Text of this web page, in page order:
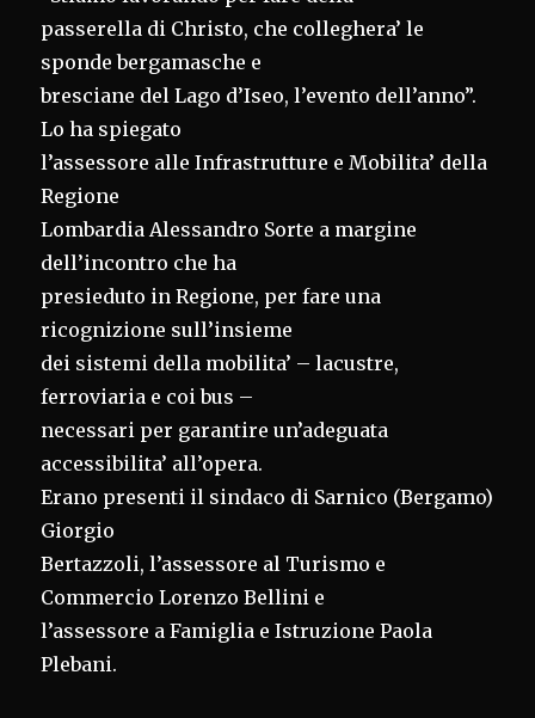
passerella di Christo, che colleghera’ le
sponde bergamasche e
bresciane del Lago d’Iseo, l’evento dell’anno”.
Lo ha spiegato
l’assessore alle Infrastrutture e Mobilita’ della
Regione
Lombardia Alessandro Sorte a margine
dell’incontro che ha
presieduto in Regione, per fare una
ricognizione sull’insieme
dei sistemi della mobilita’ – lacustre,
ferroviaria e coi bus –
necessari per garantire un’adeguata
accessibilita’ all’opera.
Erano presenti il sindaco di Sarnico (Bergamo)
Giorgio
Bertazzoli, l’assessore al Turismo e
Commercio Lorenzo Bellini e
l’assessore a Famiglia e Istruzione Paola
Plebani.